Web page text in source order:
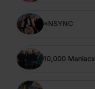
*NSYNC
10,000 Maniacs